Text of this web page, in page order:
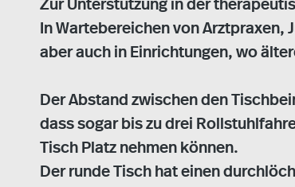
Zur Unterstützung in der
In Wartebereichen von Arztpraxen,
aber auch in Einrichtungen, wo
Der Abstand zwischen den
dass sogar bis zu drei
Tisch Platz nehmen können.
Der runde Tisch hat einen